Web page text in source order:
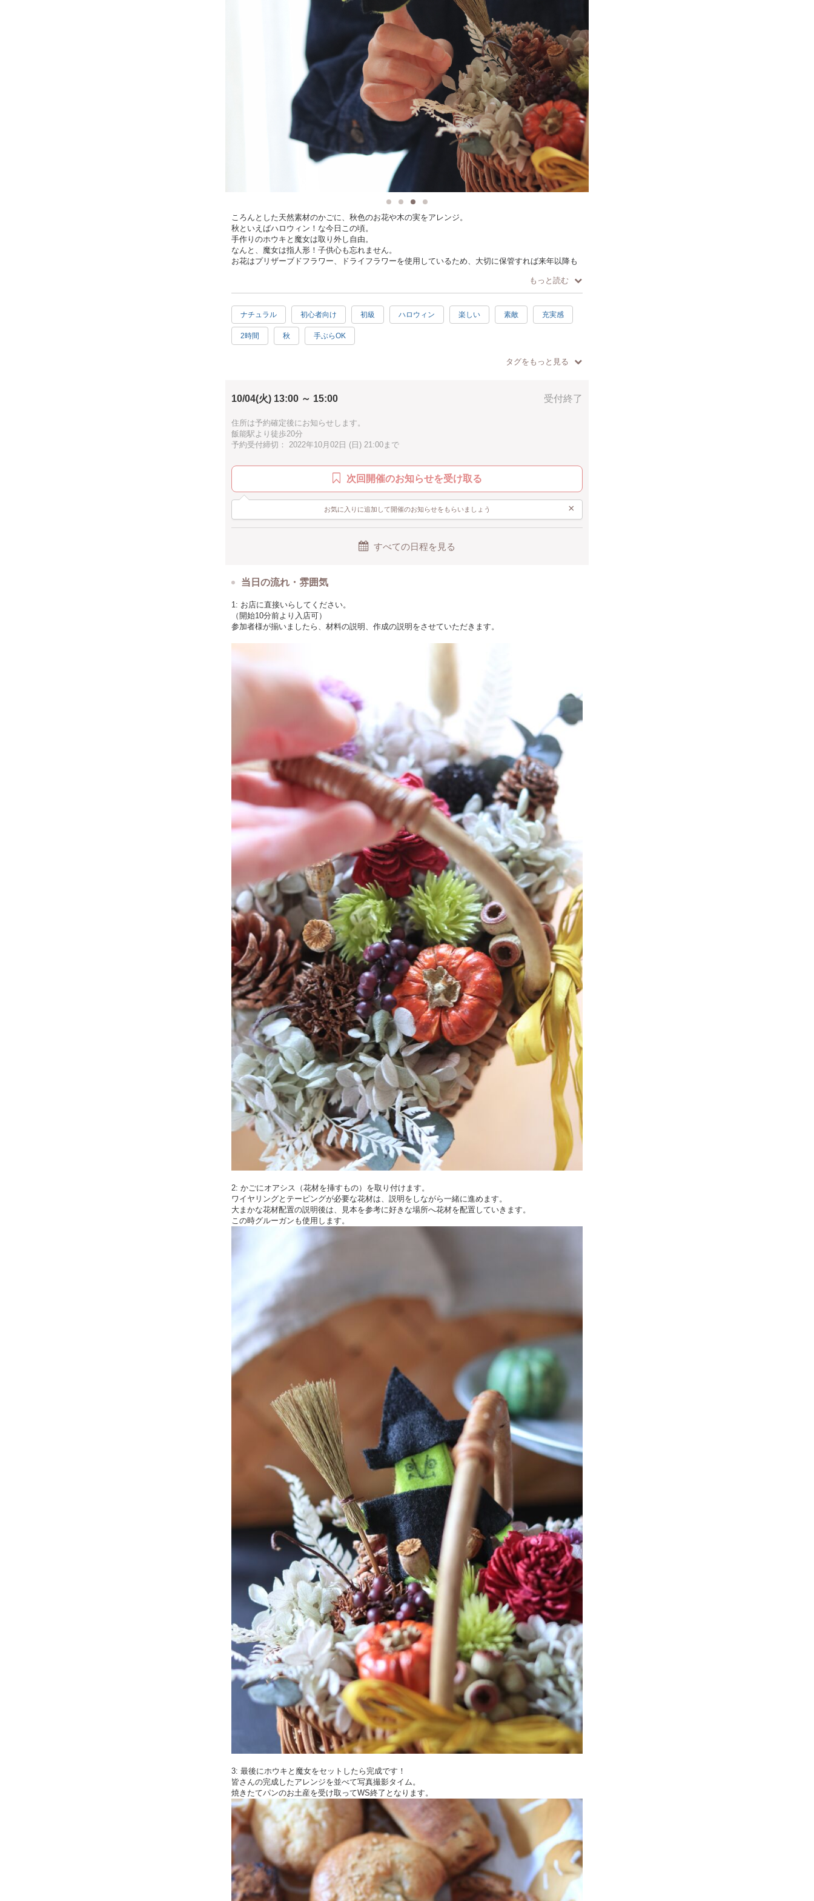
ころんとした天然素材のかごに、秋色のお花や木の実をアレンジ。
秋といえばハロウィン！な今日この頃。
手作りのホウキと魔女は取り外し自由。
なんと、魔女は指人形！子供心も忘れません。
お花はプリザーブドフラワー、ドライフラワーを使用しているため、大切に保管すれば来年以降も
数種類のパンは当日のお楽しみに♪
もっと読む
ナチュラル 初心者向け 初級 ハロウィン 楽しい 素敵 充実感
2時間 秋 手ぶらOK
タグをもっと見る
受付終了
10/04(火) 13:00 ～ 15:00
住所は予約確定後にお知らせします。
飯能駅より徒歩20分
予約受付締切： 2022年10月02日 (日) 21:00まで
次回開催のお知らせを受け取る
お気に入りに追加して開催のお知らせをもらいましょう ×
すべての日程を見る
当日の流れ・雰囲気
1: お店に直接いらしてください。
（開始10分前より入店可）
参加者様が揃いましたら、材料の説明、作成の説明をさせていただきます。
2: かごにオアシス（花材を挿すもの）を取り付けます。
ワイヤリングとテーピングが必要な花材は、説明をしながら一緒に進めます。
大まかな花材配置の説明後は、見本を参考に好きな場所へ花材を配置していきます。
この時グルーガンも使用します。
3: 最後にホウキと魔女をセットしたら完成です！
皆さんの完成したアレンジを並べて写真撮影タイム。
焼きたてパンのお土産を受け取ってWS終了となります。